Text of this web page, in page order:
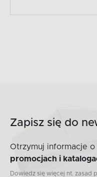
Zapisz się do
Otrzymuj informacje o
promocjach i
Dowiedz się więcej nt. zasad